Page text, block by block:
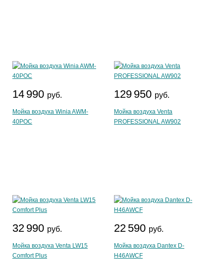
14 990 руб.
Мойка воздуха Winia AWM-
40POC
129 950 руб.
Мойка воздуха Venta
PROFESSIONAL AW902
32 990 руб.
Мойка воздуха Venta LW15
Comfort Plus
22 590 руб.
Мойка воздуха Dantex D-
H46AWCF